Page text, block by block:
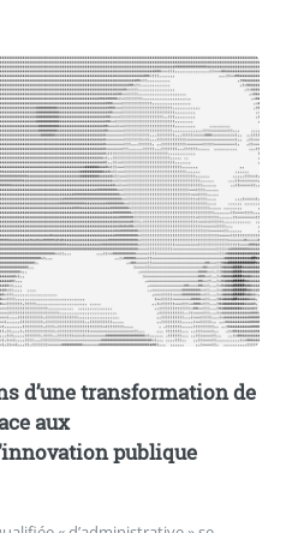
d’une transformation de
aux
publique